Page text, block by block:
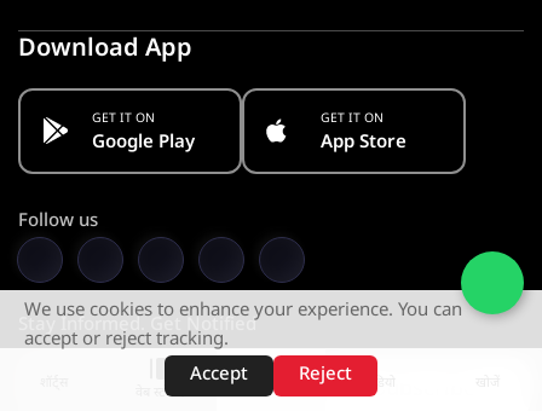
वेब स्टोरीज़
Download App
GET IT ON
Google Play
GET IT ON
App Store
Follow us
Stay Informed. Get Notified
Subscribe
We use cookies to enhance your experience. You can
accept or reject tracking.
Accept
Reject